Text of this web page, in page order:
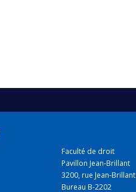
Faculté de droit
Pavillon Jean-Brillant
3200, rue Jean-Brillant
Bureau B-2202